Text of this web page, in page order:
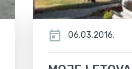
06.03.2016.